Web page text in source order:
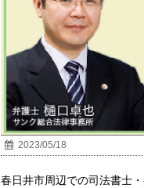
2023/05/18
春日井市周辺での司法書士